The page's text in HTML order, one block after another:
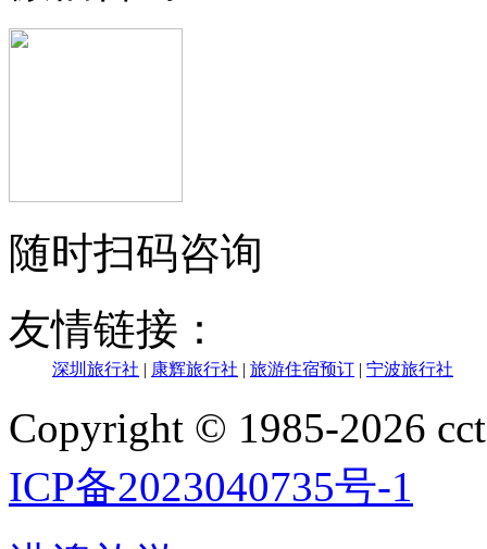
随时扫码咨询
友情链接：
深圳旅行社 | 康辉旅行社 | 旅游住宿预订 | 宁波旅行社
Copyright © 1985-2026
ICP备2023040735号-1